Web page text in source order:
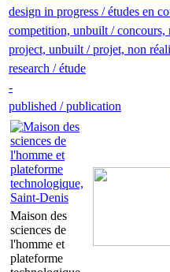
design in progress / études en
competition, unbuilt / concours,
project, unbuilt / projet, non
research / étude
-
published / publication
Maison des
sciences de
l'homme et
plateforme